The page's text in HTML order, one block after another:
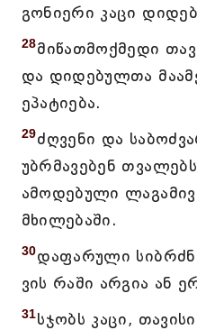
გონიერი კაცი
28მიწათმოქმედი
და დიდებულთა
ეპატიება.
29ძღვენი და
უბრმავებენ
ამოდებული
მხილებაში.
30დაფარული
ვის რაში არგია ან
31სჯობს კაცი,